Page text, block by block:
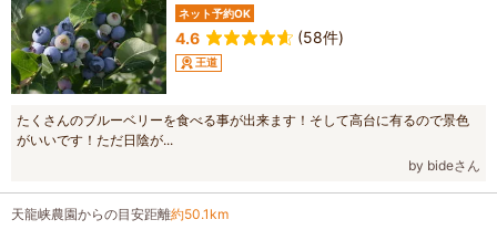
ネット予約OK
4.6 (58件)
王道
たくさんのブルーベリーを食べる事が出来ます！そして高台に有るので景色
がいいです！ただ日陰が...
by bideさん
天龍峡農園からの目安距離約50.1km